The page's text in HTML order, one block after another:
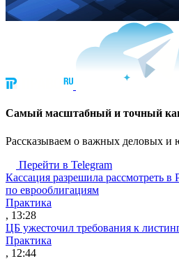
Cамый масштабный и точный
Рассказываем о важных деловых и
Перейти в Telegram
Кассация разрешила рассмотреть
по еврооблигациям
Практика
, 13:28
ЦБ ужесточил требования к
Практика
, 12:44